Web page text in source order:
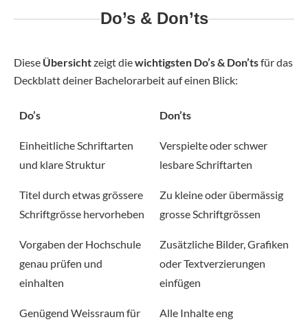
Do’s & Don’ts
Diese Übersichtzeigt diewichtigsten Do’s & Don’tsfür das
Deckblatt deiner Bachelorarbeit auf einen Blick:
Do’s Don’ts
Einheitliche Schriftarten
und klare Struktur
Verspielte oder schwer
lesbare Schriftarten
Titel durch etwas grössere
Schriftgrösse hervorheben
Zu kleine oder übermässig
grosse Schriftgrössen
Vorgaben der Hochschule
genau prüfen und
einhalten
Zusätzliche Bilder, Grafiken
oder Textverzierungen
einfügen
Genügend Weissraum für
Alle Inhalte eng